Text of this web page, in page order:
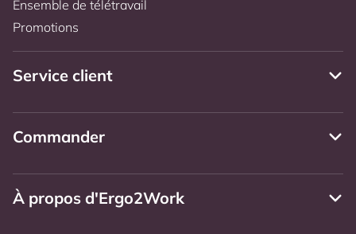
Ensemble de télétravail
Promotions
Service client
Commander
À propos d'Ergo2Work